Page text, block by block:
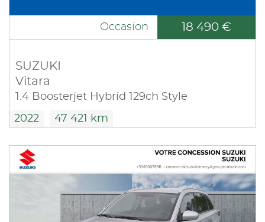
Occasion 18 490 €
SUZUKI
Vitara
1.4 Boosterjet Hybrid 129ch Style
2022 47 421 km